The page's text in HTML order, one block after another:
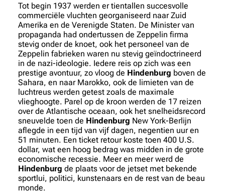
Tot begin 1937 werden er tientallen succesvolle
commerciële vluchten georganiseerd naar Zuid
Amerika en de Verenigde Staten. De Minister van
propaganda had ondertussen de Zeppelin firma
stevig onder de knoet, ook het personeel van de
Zeppelin fabrieken waren nu stevig geïndoctrineerd
in de nazi-ideologie. Iedere reis op zich was een
prestige avontuur, zo vloog de Hindenburg boven de
Sahara, en naar Marokko, ook de limieten van de
luchtreus werden getest zoals de maximale
vlieghoogte. Parel op de kroon werden de 17 reizen
over de Atlantische oceaan, ook het snelheidsrecord
sneuvelde toen de Hindenburg New York-Berlijn
aflegde in een tijd van vijf dagen, negentien uur en
51 minuten. Een ticket retour koste toen 400 U.S.
dollar, wat een hoog bedrag was midden in de grote
economische recessie. Meer en meer werd de
Hindenburg de plaats voor de jetset met bekende
sportlui, politici, kunstenaars en de rest van de beau
monde.